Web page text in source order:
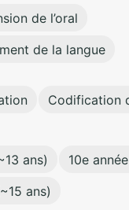
de l’oral
de la langue
Codification
ans)
10e
ans)